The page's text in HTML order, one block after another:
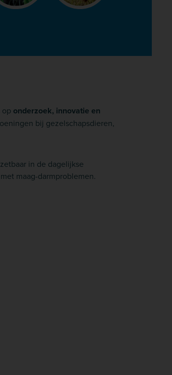
onderzoek, innovatie en
bij gezelschapsdieren,
in de dagelijkse
maag-darmproblemen.